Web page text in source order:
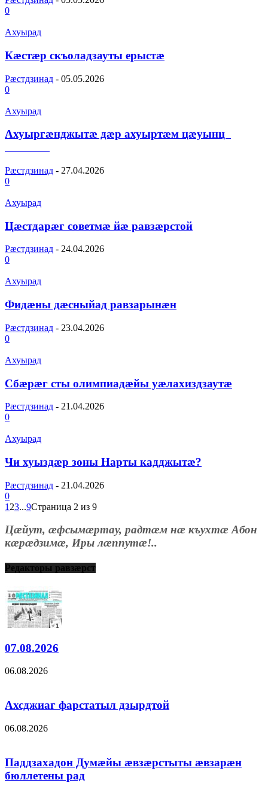
0
Ахуырад
Кæстæр скъоладзауты ерыстæ
Рæстдзинад - 05.05.2026
0
Ахуырад
Ахуыргæнджытæ дæр ахуыртæм цæуынц
Рæстдзинад - 27.04.2026
0
Ахуырад
Цæстдарæг советмæ йæ равзæрстой
Рæстдзинад - 24.04.2026
0
Ахуырад
Фидæны дæсныйад равзарынæн
Рæстдзинад - 23.04.2026
0
Ахуырад
Сбæрæг сты олимпиадæйы уæлахиздзаутæ
Рæстдзинад - 21.04.2026
0
Ахуырад
Чи хуыздæр зоны Нарты кадджытæ?
Рæстдзинад - 21.04.2026
0
1 23...9Страница 2 из 9
Цæйут, æфсымæртау, радтæм нæ къухтæ Абон
кæрæдзимæ, Иры лæппутæ!..
Редакторы равзæрст
07.08.2026
06.08.2026
Ахсджиаг фарстатыл дзырдтой
06.08.2026
Паддзахадон Думæйы æвзæрстыты æвзарæн
бюллетены рад